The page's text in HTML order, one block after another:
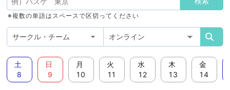
※複数の単語はスペースで区切ってください
土
8
日
9
月
10
火
11
水
12
木
13
金
14